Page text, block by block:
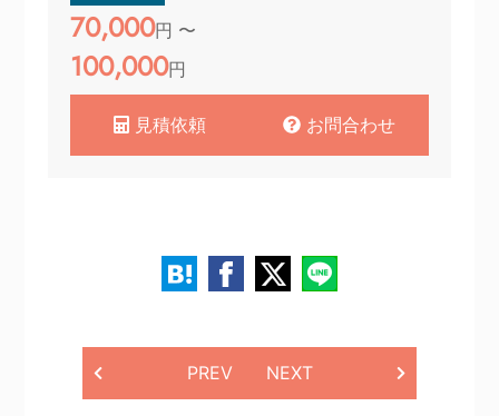
70,000円 〜
100,000円
見積依頼 お問合わせ
PREV NEXT